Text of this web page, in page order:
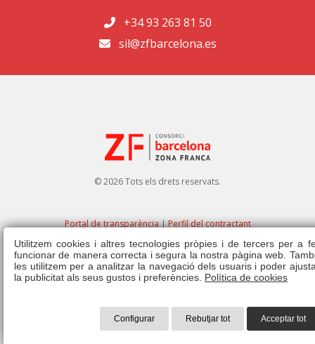
+34 93 263 81 50
sil@zfbarcelona.es
© 2026 Tots els drets reservats.
Portal de transparència|Perfil del contractant
Avís legal |Política de privacitat|Política de cookies |Canal ètic|Dret
d'admissió|Normativa
Utilitzem cookies i altres tecnologies pròpies i de tercers per a
funcionar de manera correcta i segura la nostra pàgina web.
les utilitzem per a analitzar la navegació dels usuaris i poder
la publicitat als seus gustos i preferències. Política de cookies
Configurar Rebutjar tot Acceptar tot